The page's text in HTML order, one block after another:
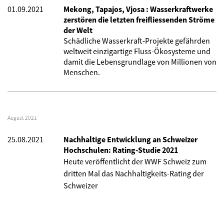
01.09.2021
Mekong, Tapajos, Vjosa : Wasserkraftwerke
zerstören die letzten freifliessenden Ströme
der Welt
Schädliche Wasserkraft-Projekte gefährden
weltweit einzigartige Fluss-Ökosysteme und
damit die Lebensgrundlage von Millionen von
Menschen.
August 2021
25.08.2021
Nachhaltige Entwicklung an Schweizer
Hochschulen: Rating-Studie 2021
Heute veröffentlicht der WWF Schweiz zum
dritten Maldas Nachhaltigkeits-Ratingder
Schweizer